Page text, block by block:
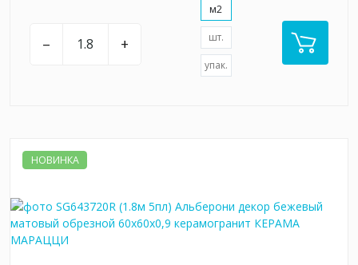
– +
м2
шт.
упак.
НОВИНКА